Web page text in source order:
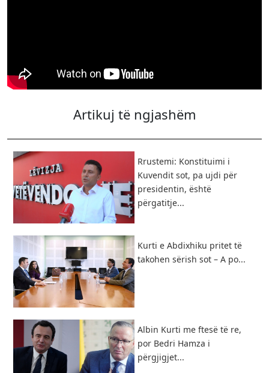
Artikuj të ngjashëm
Rrustemi: Konstituimi i
Kuvendit sot, pa ujdi për
presidentin, është
përgatitje...
Kurti e Abdixhiku pritet të
takohen sërish sot – A po...
Albin Kurti me ftesë të re,
por Bedri Hamza i
përgjigjet...